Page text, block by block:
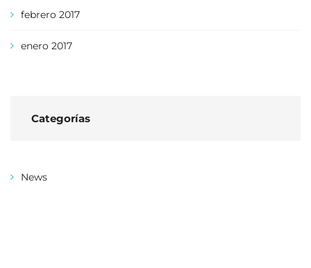
febrero 2017
enero 2017
Categorías
News